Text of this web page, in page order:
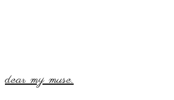
dear my muse.